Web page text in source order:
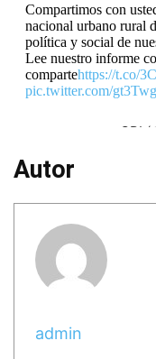
Compartimos con
nacional urbano rural
política y social de
Lee nuestro informe
compartehttps://t.co/
pic.twitter.com/
— CPI
Autor
admin